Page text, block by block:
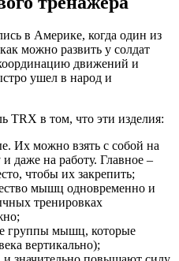
в Америке, когда один из
можно развить у солдат
движений и
ушел в народ и
TRX в том, что эти изделия:
Их можно взять с собой на
даже на работу. Главное –
чтобы их закрепить;
мышц одновременно и
тренировках
группы мышц, которые
вертикально);